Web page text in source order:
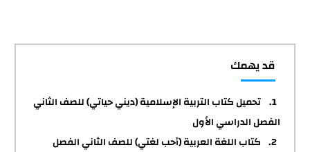
قد يهمك
تحميل كتاب التربية الإسلامية (ديني حياتي) للصف الثاني
الفصل الدراسي الأول
كتاب اللغة العربية (أحب لغتي) للصف الثاني الفصل